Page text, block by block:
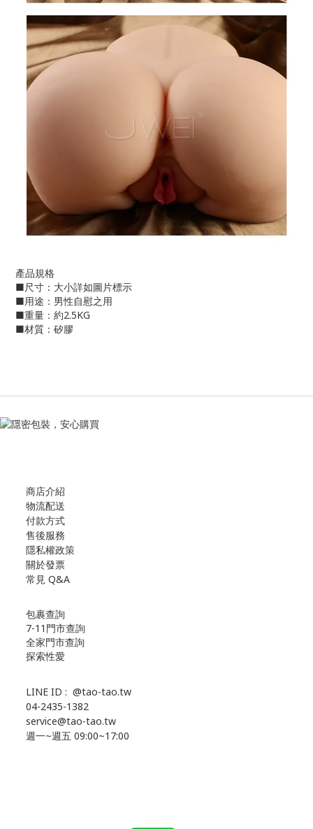
產品規格
■尺寸：大小詳如圖片標示
■用途：男性自慰之用
■重量：約2.5KG
■材質：矽膠
商店介紹
物流配送
付款方式
售後服務
隱私權政策
關於發票
常見 Q&A
包裹查詢
7-11門市查詢
全家門市查詢
探索性愛
LINE ID : @tao-tao.tw
04-2435-1382
service@tao-tao.tw
週一~週五 09:00~17:00